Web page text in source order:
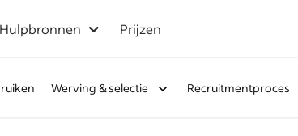
Hulpbronnen Prijzen
Werving & selectie Recruitmentproces